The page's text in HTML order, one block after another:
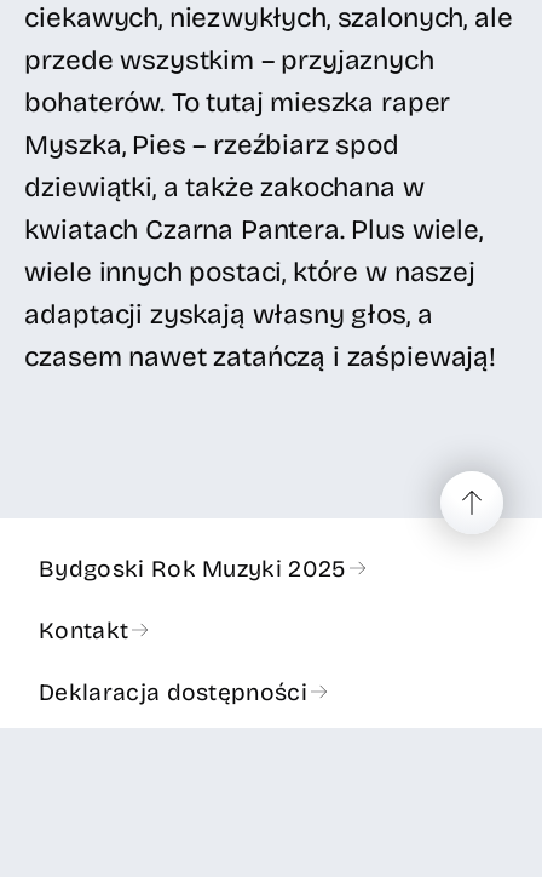
ciekawych, niezwykłych, szalonych, ale
przede wszystkim – przyjaznych
bohaterów. To tutaj mieszka raper
Myszka, Pies – rzeźbiarz spod
dziewiątki, a także zakochana w
kwiatach Czarna Pantera. Plus wiele,
wiele innych postaci, które w naszej
adaptacji zyskają własny głos, a
czasem nawet zatańczą i zaśpiewają!
Bydgoski Rok Muzyki 2025
Kontakt
Deklaracja dostępności